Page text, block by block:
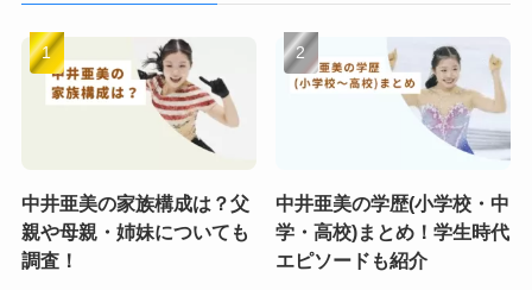
中井亜美の家族構成は？父
親や母親・姉妹についても
調査！
中井亜美の学歴(小学校・中
学・高校)まとめ！学生時代
エピソードも紹介